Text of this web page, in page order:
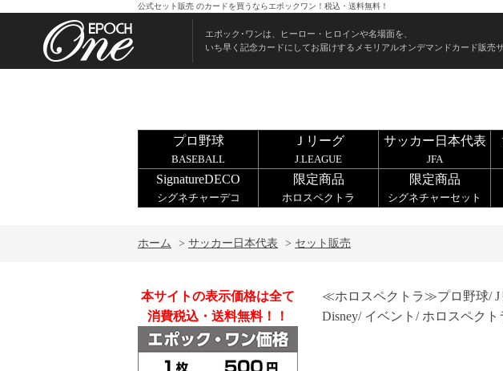
公式セット販売 のカードを買うならエポックワン！税込・送料無料！
エポック･ワンは、ヒーロー・ヒロインや名場面を、
いち早く記念カードにしてお届けするメモリアルオンデマンドカード販売サ
プロ野球
BASEBALL
Ｊリーグ
J.LEAGUE
サッカー日本代表
JFA
SignatureDECO
シグネチャーデコ
限定商品
ホロスペクトラ
限定商品
シグネチャーセット
ホーム > サッカー日本代表 > セット販売
本サイトの表示価格は全て
消費税込・送料無料！！
≪ホロスペクトラ≫プロ野球/
Disney/ イベント/ ホロスペクト